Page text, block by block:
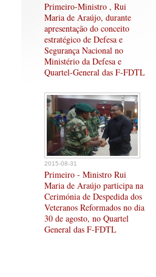
Primeiro-Ministro , Rui
Maria de Araújo, durante
apresentação do conceito
estratégico de Defesa e
Segurança Nacional no
Ministério da Defesa e
Quartel-General das F-FDTL
2015-08-31
Primeiro - Ministro Rui
Maria de Araújo participa na
Cerimónia de Despedida dos
Veteranos Reformados no dia
30 de agosto, no Quartel
General das F-FDTL